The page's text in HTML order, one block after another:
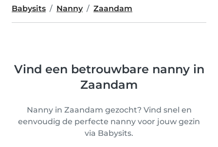
Babysits Nanny Zaandam
Vind een betrouwbare nanny in
Zaandam
Nanny in Zaandam gezocht? Vind snel en
eenvoudig de perfecte nanny voor jouw gezin
via Babysits.